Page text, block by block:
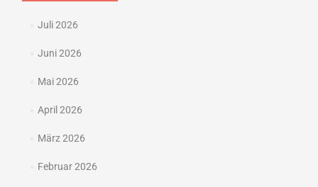
Juli 2026
Juni 2026
Mai 2026
April 2026
März 2026
Februar 2026